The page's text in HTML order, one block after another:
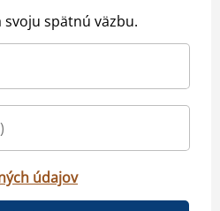
spätnú väzbu.
údajov